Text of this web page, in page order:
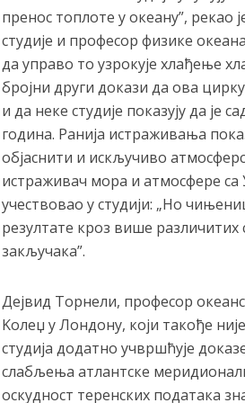
пренос топлоте у океану”, рекао
студије и професор физике
да управо то узрокује хлађење
бројни други докази да ова
и да неке студије показују да је
година. Ранија истраживања
објаснити и искључиво
истраживач мора и атмосфере са
учествовао у студији: „Но
резултате кроз више различитих
закључака”.
Дејвид Торнели, професор
Kолеџ у Лондону, који такође
студија додатно учвршћује
слабљења атлантске
оскудност теренских података